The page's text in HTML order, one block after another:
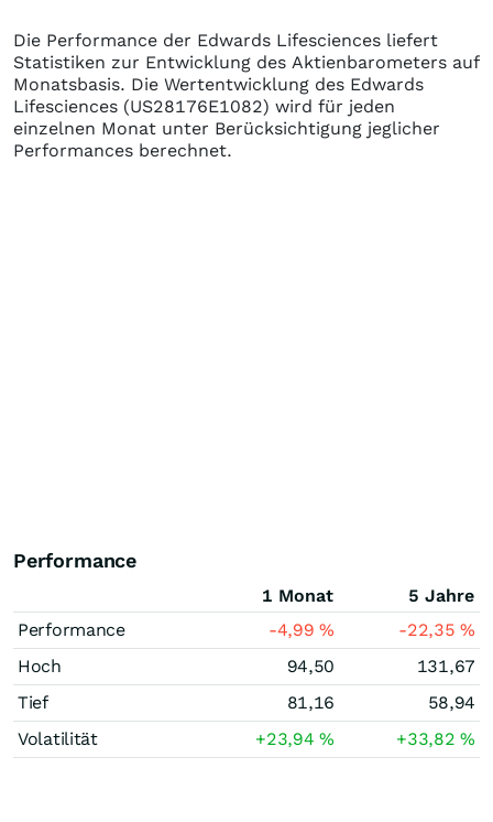
Die Performance der Edwards Lifesciences liefert
Statistiken zur Entwicklung des Aktienbarometers auf
Monatsbasis. Die Wertentwicklung des Edwards
Lifesciences (US28176E1082) wird für jeden
einzelnen Monat unter Berücksichtigung jeglicher
Performances berechnet.
Performance
1 Monat
5 Jahre
Performance
-4,99% -22,35%
Hoch
94,50
131,67
Tief
81,16
58,94
Volatilität
+23,94% +33,82%